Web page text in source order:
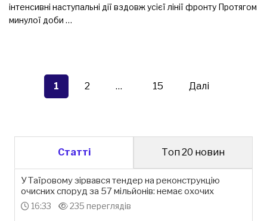
інтенсивні наступальні дії вздовж усієї лінії фронту Протягом
минулої доби …
записів
1 2 … 15 Далі
Статті Топ 20 новин
У Таїровому зірвався тендер на реконструкцію
очисних споруд за 57 мільйонів: немає охочих
16:33 235 переглядів